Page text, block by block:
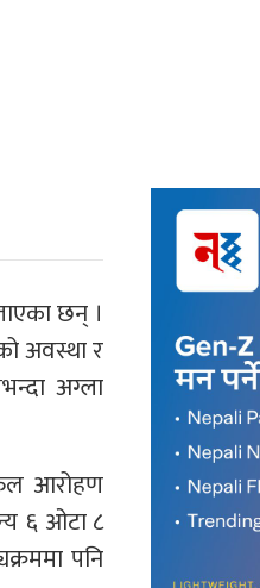
छन् ।
अवस्था र
अग्ला
आरोहण
६ ओटा ८
पनि